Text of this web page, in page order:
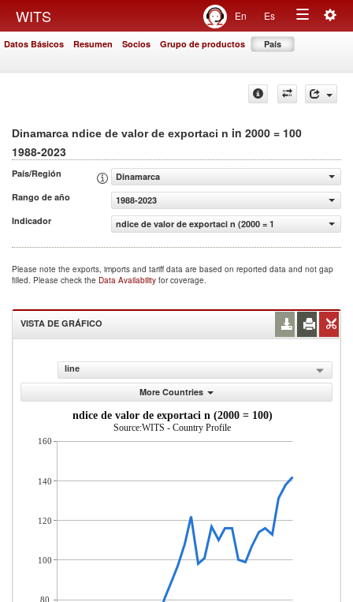
WITS En Es
Toggle
Datos Básicos Resumen Socios Grupo de productos País
Dinamarca ndice de valor de exportaci n in 2000 = 100
1988-2023
País/Región
Dinamarca
Rango de año
1988-2023
Indicador
ndice de valor de exportaci n (2000 = 100)
Please note the exports, imports and tariff data are based on reported data and not gap
filled. Please check the Data Availability for coverage.
VISTA DE GRÁFICO
line
More Countries
ndice de valor de exportaci n (2000 = 100)
Source:WITS - Country Profile
160
140
120
100
80